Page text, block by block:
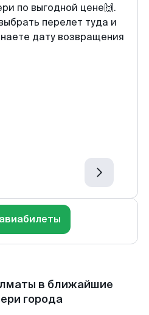
по выгодной цене🙌.
перелет туда и
дату возвращения
в ближайшие
города